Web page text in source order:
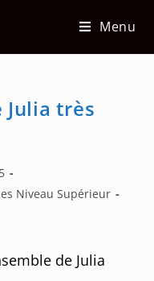
Menu
Julia très
Niveau Supérieur
de Julia